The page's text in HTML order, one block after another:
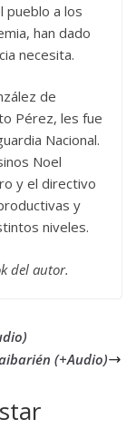
pueblo a los
han dado
necesita.
de
Pérez, les fue
Nacional.
Noel
y el directivo
y
niveles.
del autor.
(+Audio)